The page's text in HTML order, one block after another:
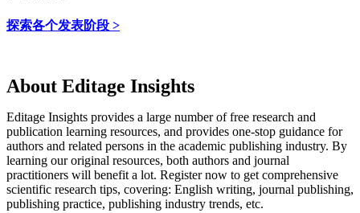
探索各个发表阶段 >
About Editage Insights
Editage Insights provides a large number of free research and
publication learning resources, and provides one-stop guidance for
authors and related persons in the academic publishing industry. By
learning our original resources, both authors and journal
practitioners will benefit a lot. Register now to get comprehensive
scientific research tips, covering: English writing, journal publishing,
publishing practice, publishing industry trends, etc.